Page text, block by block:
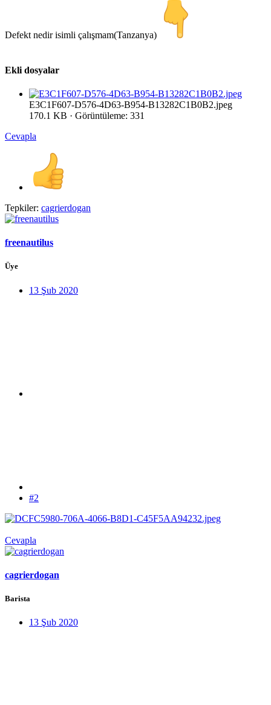
Defekt nedir isimli çalışmam(Tanzanya)
Ekli dosyalar
E3C1F607-D576-4D63-B954-B13282C1B0B2.jpeg
170.1 KB · Görüntüleme: 331
Cevapla
Tepkiler: cagrierdogan
freenautilus
Üye
13 Şub 2020
#2
Cevapla
cagrierdogan
Barista
13 Şub 2020